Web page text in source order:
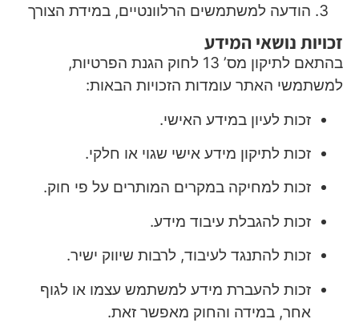
הודעה למשתמשים הרלוונטיים, במידת הצורך
זכויות נושאי המידע
בהתאם לתיקון מס’ 13 לחוק הגנת הפרטיות,
למשתמשי האתר עומדות הזכויות הבאות:
זכות לעיון במידע האישי.
זכות לתיקון מידע אישי שגוי או חלקי.
זכות למחיקה במקרים המותרים על פי חוק.
זכות להגבלת עיבוד מידע.
זכות להתנגד לעיבוד, לרבות שיווק ישיר.
זכות להעברת מידע למשתמש עצמו או לגוף
אחר, במידה והחוק מאפשר זאת.